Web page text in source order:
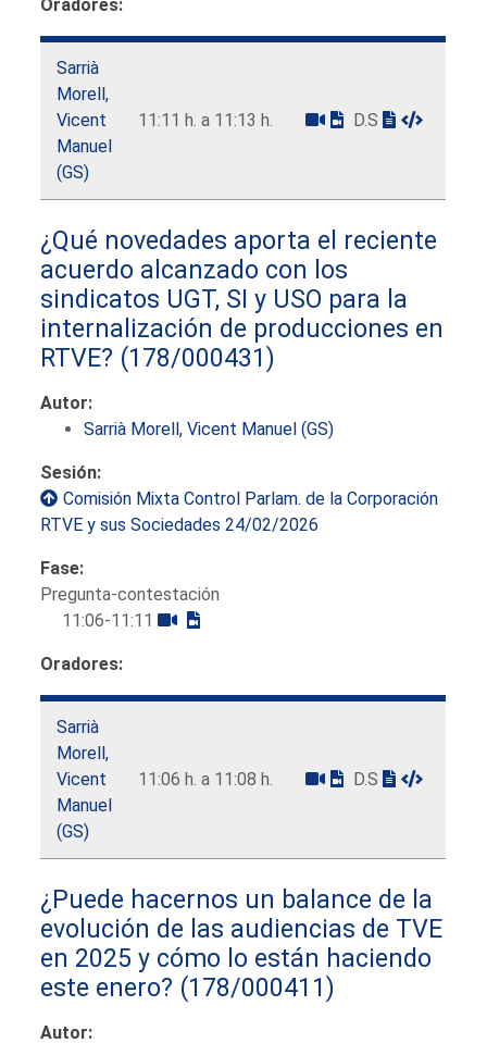
Oradores:
Sarrià
Morell,
Vicent
Manuel
(GS)
11:11 h. a 11:13 h. D.S
¿Qué novedades aporta el reciente
acuerdo alcanzado con los
sindicatos UGT, SI y USO para la
internalización de producciones en
RTVE? (178/000431)
Autor:
Sarrià Morell, Vicent Manuel (GS)
Sesión:
Comisión Mixta Control Parlam. de la Corporación
RTVE y sus Sociedades 24/02/2026
Fase:
Pregunta-contestación
11:06-11:11
Oradores:
Sarrià
Morell,
Vicent
Manuel
(GS)
11:06 h. a 11:08 h. D.S
¿Puede hacernos un balance de la
evolución de las audiencias de TVE
en 2025 y cómo lo están haciendo
este enero? (178/000411)
Autor: